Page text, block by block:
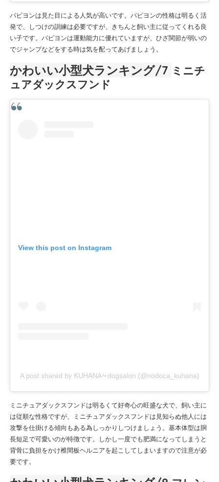
パピヨンは見た目による人気が高いです。パピヨンの性格は明るく活
発で、しつけの訓練は必要ですが、きちんと飼い主に従ってくれる良
い子です。パピヨンは運動能力に優れていますが、ひざ関節が弱いの
でジャンプなどをする時は気を配ってあげましょう。
かわいい小型犬ランキング/7 ミニチ
ュアダックスフンド
View this post on Instagram
A post shared by KUHANA✁dogsalon (@nodoca_kuhana)
ミニチュアダックスフンドは明るくて好奇心の旺盛な犬で、飼い主に
は従順な性格ですが、ミニチュアダックスフンドは見知らぬ他人には
攻撃を仕掛ける傾向もある為しっかりしつけましょう。基本体型は胴
長短足で可愛いのが特徴です。しかし一度でも肥満になってしまうと
背骨に負担をかけ椎間板ヘルニアを起こしてしまいますので注意が必
要です。